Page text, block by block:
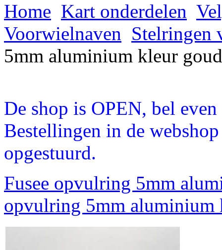
Home Kart onderdelen
Voorwielnaven Stelringen
5mm aluminium kleur
De shop is OPEN, bel
Bestellingen in de
opgestuurd.
Fusee opvulring 5mm
opvulring 5mm aluminium